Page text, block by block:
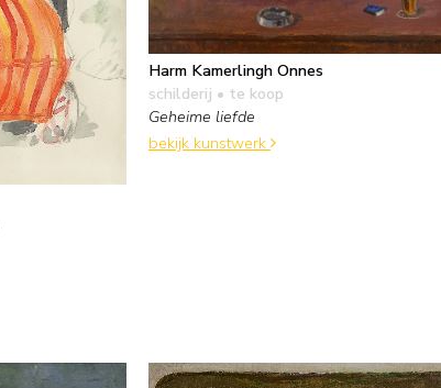
Harm Kamerlingh Onnes
schilderij • te koop
Geheime liefde
bekijk kunstwerk